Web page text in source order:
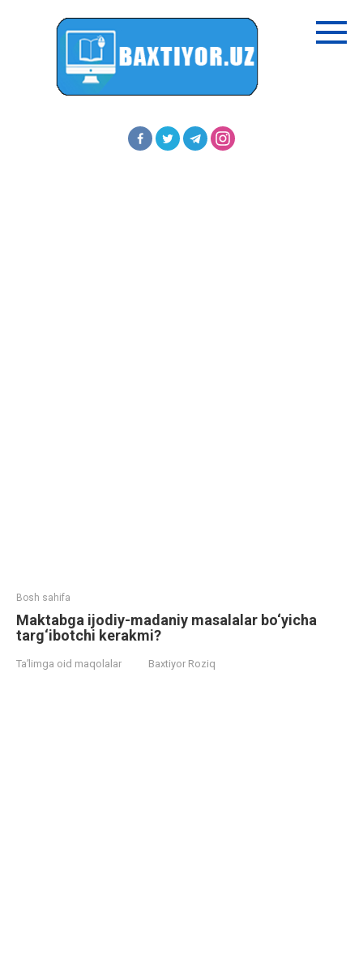
Bosh sahifa
Maktabga ijodiy-madaniy masalalar bo‘yicha
targ‘ibotchi kerakmi?
Ta’limga oid maqolalar Baxtiyor Roziq